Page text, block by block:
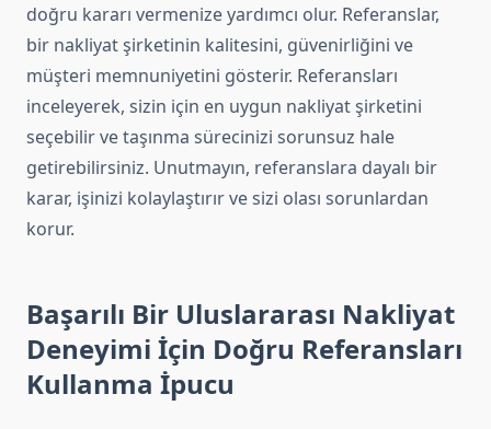
doğru kararı vermenize yardımcı olur. Referanslar,
bir nakliyat şirketinin kalitesini, güvenirliğini ve
müşteri memnuniyetini gösterir. Referansları
inceleyerek, sizin için en uygun nakliyat şirketini
seçebilir ve taşınma sürecinizi sorunsuz hale
getirebilirsiniz. Unutmayın, referanslara dayalı bir
karar, işinizi kolaylaştırır ve sizi olası sorunlardan
korur.
Başarılı Bir Uluslararası Nakliyat
Deneyimi İçin Doğru Referansları
Kullanma İpucu